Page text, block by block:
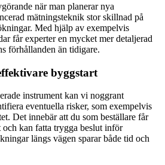
när man planerar nya
mätningsteknik stor skillnad på
Med hjälp av exempelvis
får experter en mycket mer detaljerad
förhållanden än tidigare.
byggstart
instrument kan vi noggrant
eventuella risker, som exempelvis
Det innebär att du som beställare får
kan fatta trygga beslut inför
längs vägen sparar både tid och